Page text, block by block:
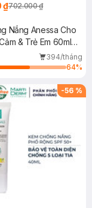
₫702.000 ₫
Nắng Anessa Cho
& Trẻ Em 60ml
394/tháng
64%
-56 %